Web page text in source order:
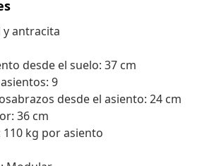
y antracita
desde el suelo: 37 cm
9
desde el asiento: 24 cm
36 cm
110 kg por asiento